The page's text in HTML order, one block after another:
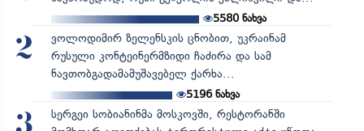
5580ნახვა
2
ვოლოდიმირ ზელენსკის ცნობით, უკრაინამ
რუსული კონტეინერმზიდი ჩაძირა და სამ
ნავთობგადამამუშავებელ ქარხა...
5196ნახვა
სერგეი სობიანინმა მოსკოვში, რესტორანში